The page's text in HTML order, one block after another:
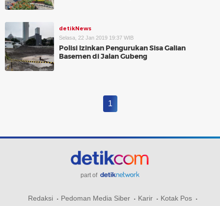
detikNews
Selasa, 22 Jan 2019 19:37 WIB
Polisi Izinkan Pengurukan Sisa Galian
Basemen di Jalan Gubeng
1
part of
Redaksi Pedoman Media Siber Karir Kotak Pos